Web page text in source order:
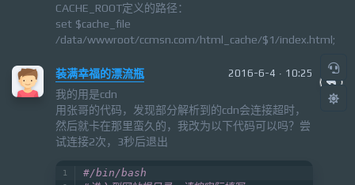
CACHE_ROOT定义的路径：
set $cache_file
/data/wwwroot/ccmsn.com/html_cache/$1/index.html;
装满幸福的漂流瓶 2016-6-4 · 10:25
我的用是cdn
用张哥的代码，发现部分解析到的cdn会连接超时，
然后就卡在那里蛮久的，我改为以下代码可以吗？尝
试连接2次，3秒后退出
#/bin/bash